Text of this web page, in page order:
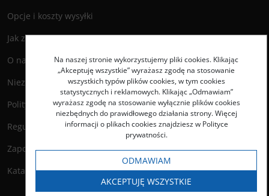
Opcje i koszty wysyłki
Jak zamawiać?
O nas
Niezbędnik Autora
Polityka prywatności
Regulamin księgarni
Zapowiedzi
Katalog
Na naszej stronie wykorzystujemy pliki cookies. Klikając
„Akceptuję wszystkie” wyrażasz zgodę na stosowanie
wszystkich typów plików cookies, w tym cookies
statystycznych i reklamowych. Klikając „Odmawiam”
wyrażasz zgodę na stosowanie wyłącznie plików cookies
niezbędnych do prawidłowego działania strony. Więcej
informacji o plikach cookies znajdziesz w Polityce
prywatności.
ODMAWIAM
AKCEPTUJĘ WSZYSTKIE